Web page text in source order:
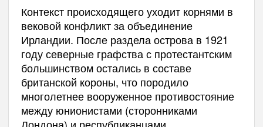
Контекст происходящего уходит корнями в
вековой конфликт за объединение
Ирландии. После раздела острова в 1921
году северные графства с протестантским
большинством остались в составе
британской короны, что породило
многолетнее вооруженное противостояние
между юнионистами (сторонниками